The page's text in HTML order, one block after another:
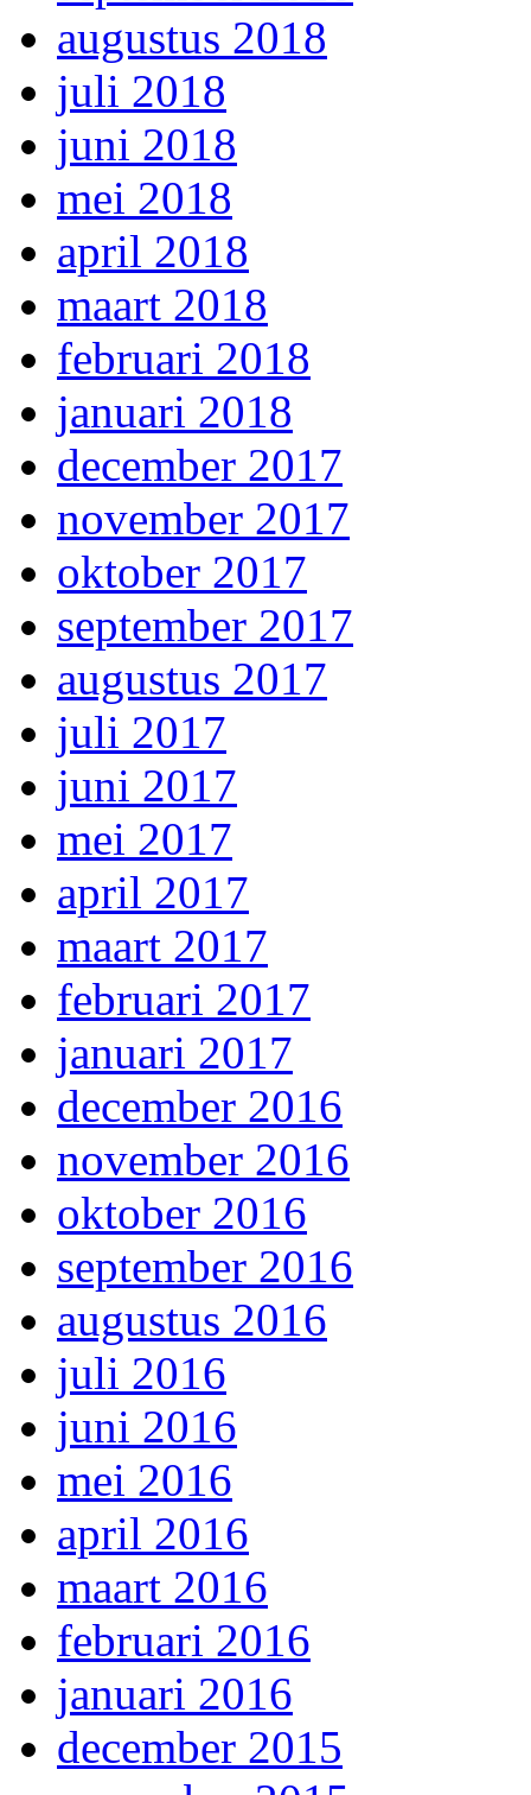
augustus 2018
juli 2018
juni 2018
mei 2018
april 2018
maart 2018
februari 2018
januari 2018
december 2017
november 2017
oktober 2017
september 2017
augustus 2017
juli 2017
juni 2017
mei 2017
april 2017
maart 2017
februari 2017
januari 2017
december 2016
november 2016
oktober 2016
september 2016
augustus 2016
juli 2016
juni 2016
mei 2016
april 2016
maart 2016
februari 2016
januari 2016
december 2015